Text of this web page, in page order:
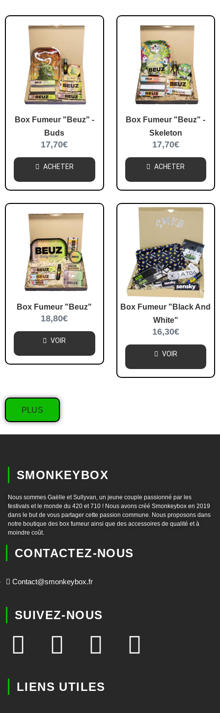
Box Fumeur "Beuz" -
Buds
17,70€
ACHETER
Box Fumeur "Beuz" -
Skeleton
17,70€
ACHETER
Box Fumeur "Beuz"
18,80€
VOIR
Box Fumeur "Black And
White"
16,30€
VOIR
PLUS
SMONKEYBOX
Nous sommes Gaëlle et Sullyvan, un jeune couple passionné par les
festivals et le monde du 420 et 710 ! Nous avons créé Smonkeybox en 2019
dans le but de vous partager cette passion commune. Nous proposons dans
notre boutique des box fumeur ainsi que des accessoires de qualité et à
moindre coût.
CONTACTEZ-NOUS
Contact@smonkeybox.fr
SUIVEZ-NOUS
LIENS UTILES